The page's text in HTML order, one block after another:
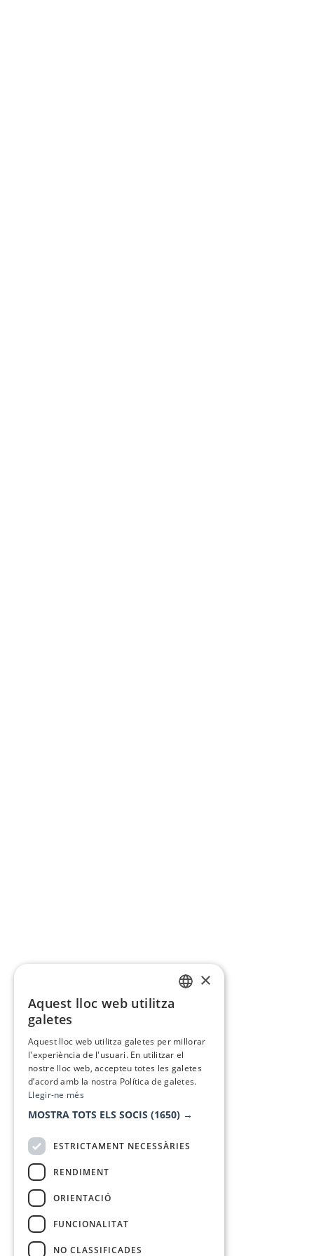
×
Aquest lloc web utilitza
galetes
Aquest lloc web utilitza galetes per millorar
l'experiència de l'usuari. En utilitzar el
nostre lloc web, accepteu totes les galetes
d’acord amb la nostra Política de galetes.
Llegir-ne més
MOSTRA TOTS ELS SOCIS (1650) →
ESTRICTAMENT NECESSÀRIES
RENDIMENT
ORIENTACIÓ
FUNCIONALITAT
NO CLASSIFICADES